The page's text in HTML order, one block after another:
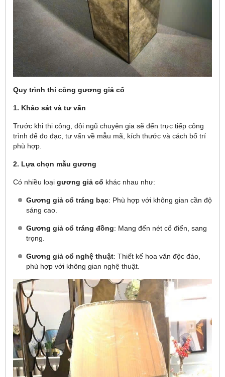
Quy trình thi công gương giả cổ
1. Khảo sát và tư vấn
Trước khi thi công, đội ngũ chuyên gia sẽ đến trực tiếp công
trình để đo đạc, tư vấn về mẫu mã, kích thước và cách bố trí
phù hợp.
2. Lựa chọn mẫu gương
Có nhiều loại gương giả cổ khác nhau như:
Gương giả cổ tráng bạc: Phù hợp với không gian cần độ
sáng cao.
Gương giả cổ tráng đồng: Mang đến nét cổ điển, sang
trọng.
Gương giả cổ nghệ thuật: Thiết kế hoa văn độc đáo,
phù hợp với không gian nghệ thuật.